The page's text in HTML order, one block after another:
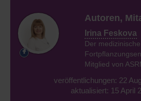
Autoren,
Irina Feskova
Der medizinische
Mitglied von
veröffentlichungen: 22
aktualisiert: 15 April